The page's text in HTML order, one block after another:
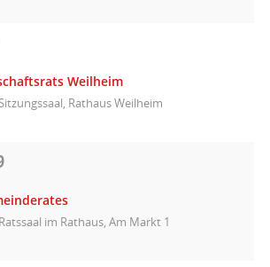
Weilheim
Sitzungssaal, Rathaus Weilheim
Ratssaal im Rathaus, Am Markt 1